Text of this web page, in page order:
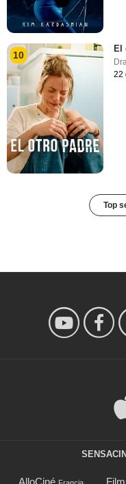
10
El
22
Top
AlloCiné Francia